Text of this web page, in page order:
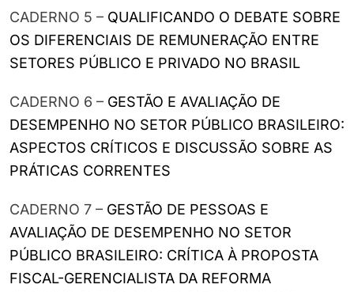
CADERNO 5 – QUALIFICANDO O DEBATE SOBRE
OS DIFERENCIAIS DE REMUNERAÇÃO ENTRE
SETORES PÚBLICO E PRIVADO NO BRASIL
CADERNO 6 – GESTÃO E AVALIAÇÃO DE
DESEMPENHO NO SETOR PÚBLICO BRASILEIRO:
ASPECTOS CRÍTICOS E DISCUSSÃO SOBRE AS
PRÁTICAS CORRENTES
CADERNO 7 – GESTÃO DE PESSOAS E
AVALIAÇÃO DE DESEMPENHO NO SETOR
PÚBLICO BRASILEIRO: CRÍTICA À PROPOSTA
FISCAL-GERENCIALISTA DA REFORMA